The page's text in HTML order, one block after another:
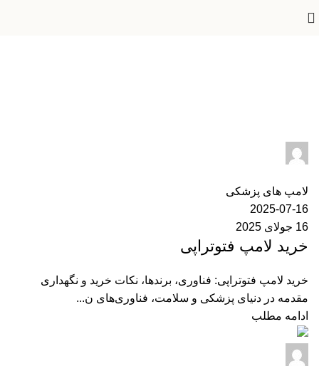
لامپ های پزشکی
2025-07-16
16 جولای 2025
خرید لامپ فتوتراپی
خرید لامپ فتوتراپی: فناوری، برندها، نکات خرید و نگهداری
مقدمه در دنیای پزشکی و سلامت، فناوری‌های ن...
ادامه مطلب